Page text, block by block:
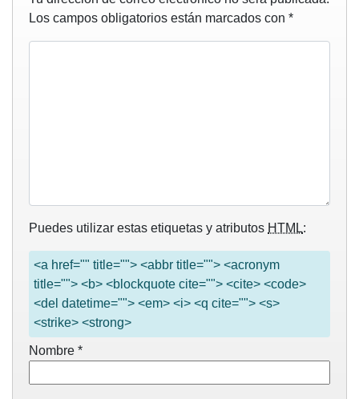
Los campos obligatorios están marcados con *
Puedes utilizar estas etiquetas y atributos HTML:
<a href="" title=""> <abbr title=""> <acronym
title=""> <b> <blockquote cite=""> <cite> <code>
<del datetime=""> <em> <i> <q cite=""> <s>
<strike> <strong>
Nombre *